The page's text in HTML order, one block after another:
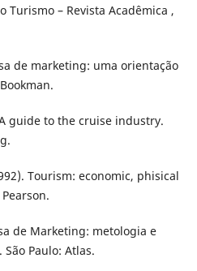
Turismo – Revista Acadêmica ,
de marketing: uma orientação
guide to the cruise industry.
Tourism: economic, phisical
de Marketing: metologia e
Paulo: Atlas.